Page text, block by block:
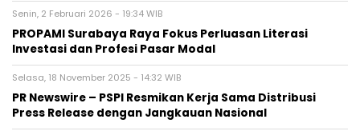
Senin, 2 Februari 2026 - 19:34 WIB
PROPAMI Surabaya Raya Fokus Perluasan Literasi
Investasi dan Profesi Pasar Modal
Selasa, 18 November 2025 - 14:32 WIB
PR Newswire – PSPI Resmikan Kerja Sama Distribusi
Press Release dengan Jangkauan Nasional